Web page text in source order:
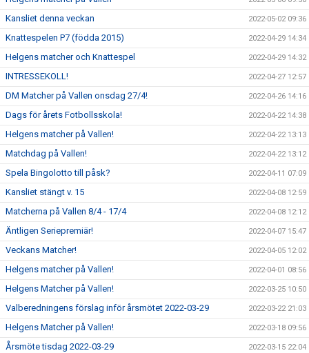
Kansliet denna veckan 2022-05-02 09:36
Knattespelen P7 (födda 2015) 2022-04-29 14:34
Helgens matcher och Knattespel 2022-04-29 14:32
INTRESSEKOLL! 2022-04-27 12:57
DM Matcher på Vallen onsdag 27/4! 2022-04-26 14:16
Dags för årets Fotbollsskola! 2022-04-22 14:38
Helgens matcher på Vallen! 2022-04-22 13:13
Matchdag på Vallen! 2022-04-22 13:12
Spela Bingolotto till påsk? 2022-04-11 07:09
Kansliet stängt v. 15 2022-04-08 12:59
Matcherna på Vallen 8/4 - 17/4 2022-04-08 12:12
Äntligen Seriepremiär! 2022-04-07 15:47
Veckans Matcher! 2022-04-05 12:02
Helgens matcher på Vallen! 2022-04-01 08:56
Helgens Matcher på Vallen! 2022-03-25 10:50
Valberedningens förslag inför årsmötet 2022-03-29 2022-03-22 21:03
Helgens Matcher på Vallen! 2022-03-18 09:56
Årsmöte tisdag 2022-03-29 2022-03-15 22:04